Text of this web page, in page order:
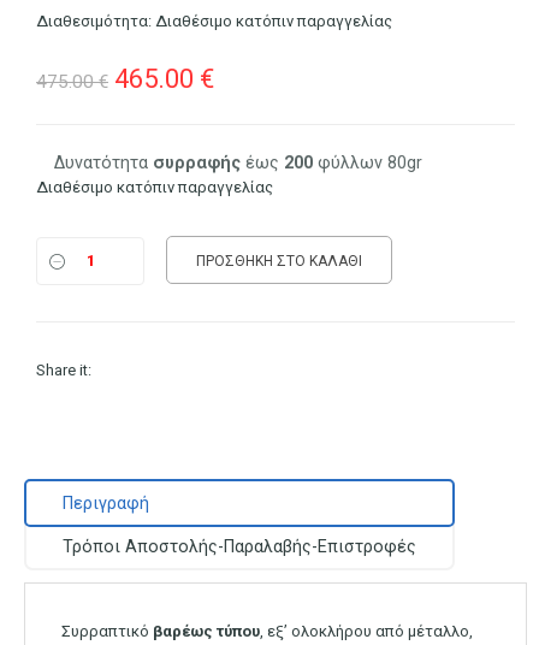
Διαθεσιμότητα:Διαθέσιμο κατόπιν παραγγελίας
475.00€ Original
was:
475.00 €.
465.00 €Η
τιμή
είναι:
465.00 €.
Δυνατότητα συρραφής έως 200φύλλων 80gr
Διαθέσιμο κατόπιν παραγγελίας
ΠΡΟΣΘΉΚΗ ΣΤΟ ΚΑΛΆΘΙ
Share it:
Περιγραφή
Τρόποι Αποστολής-Παραλαβής-Επιστροφές
Συρραπτικό βαρέως τύπου , εξ’ ολοκλήρου από μέταλλο,